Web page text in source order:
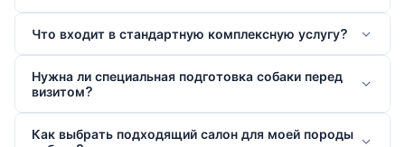
Что входит в стандартную комплексную услугу?
Нужна ли специальная подготовка собаки перед
визитом?
Как выбрать подходящий салон для моей породы